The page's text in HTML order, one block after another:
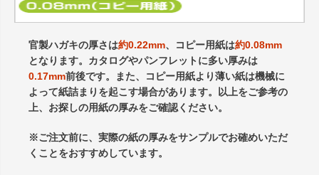
官製ハガキの厚さは約0.22mm、コピー用紙は約0.08mm
となります。カタログやパンフレットに多い厚みは
0.17mm前後です。また、コピー用紙より薄い紙は機械に
よって紙詰まりを起こす場合があります。以上をご参考の
上、お探しの用紙の厚みをご確認ください。
※ご注文前に、実際の紙の厚みをサンプルでお確めいただ
くことをおすすめしています。